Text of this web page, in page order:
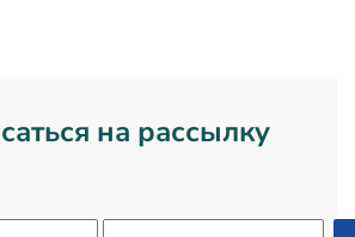
на рассылку